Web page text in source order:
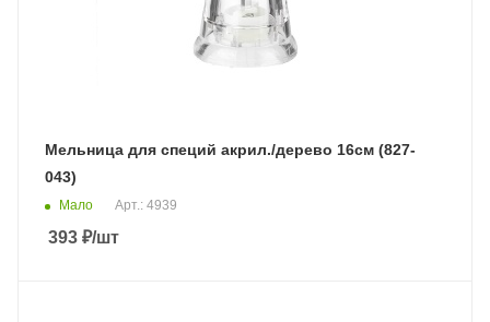
Мельница для специй акрил./дерево 16см (827-
043)
Мало Арт.: 4939
393 ₽/шт